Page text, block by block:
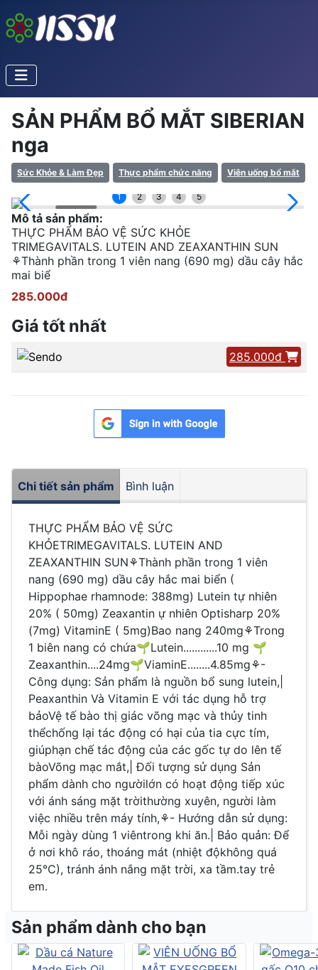
SẢN PHẨM BỔ MẮT SIBERIAN
nga
Sức Khỏe & Làm Đẹp Thực phẩm chức năng Viên uống bổ mắt
1 2 3 4 5
Mô tả sản phẩm:
THỰC PHẨM BẢO VỆ SỨC KHỎE
TRIMEGAVITALS. LUTEIN AND ZEAXANTHIN SUN
⚘Thành phần trong 1 viên nang (690 mg) dầu cây hắc
mai biể
285.000đ
Giá tốt nhất
285.000đ
Chi tiết sản phẩm Bình luận
THỰC PHẨM BẢO VỆ SỨC
KHỎETRIMEGAVITALS. LUTEIN AND
ZEAXANTHIN SUN⚘Thành phần trong 1 viên
nang (690 mg) dầu cây hắc mai biển (
Hippophae rhamnode: 388mg) Lutein tự nhiên
20% ( 50mg) Zeaxantin ự nhiên Optisharp 20%
(7mg) VitaminE ( 5mg)Bao nang 240mg⚘Trong
1 biên nang có chứa🌱Lutein............10 mg 🌱
Zeaxanthin....24mg🌱ViaminE........4.85mg⚘-
Công dụng: Sản phẩm là nguồn bổ sung lutein,|
Peaxanthin Và Vitamin E với tác dụng hỗ trợ
bảoVệ tế bào thị giác võng mạc và thủy tinh
thểchống lại tác động có hại của tia cực tím,
giúphạn chế tác động của các gốc tự do lên tế
bàoVõng mạc mắt,| Đối tượng sử dụng Sản
phẩm dành cho ngườilớn có hoạt động tiếp xúc
với ánh sáng mặt trờithường xuyên, người làm
việc nhiều trên máy tính,⚘- Hướng dẫn sử dụng:
Mỗi ngày dùng 1 viêntrong khi ăn.| Bảo quản: Để
ở nơi khô ráo, thoáng mát (nhiệt độkhông quá
25°C), tránh ánh nắng mặt trời, xa tầm.tay trẻ
em.
Sản phẩm dành cho bạn